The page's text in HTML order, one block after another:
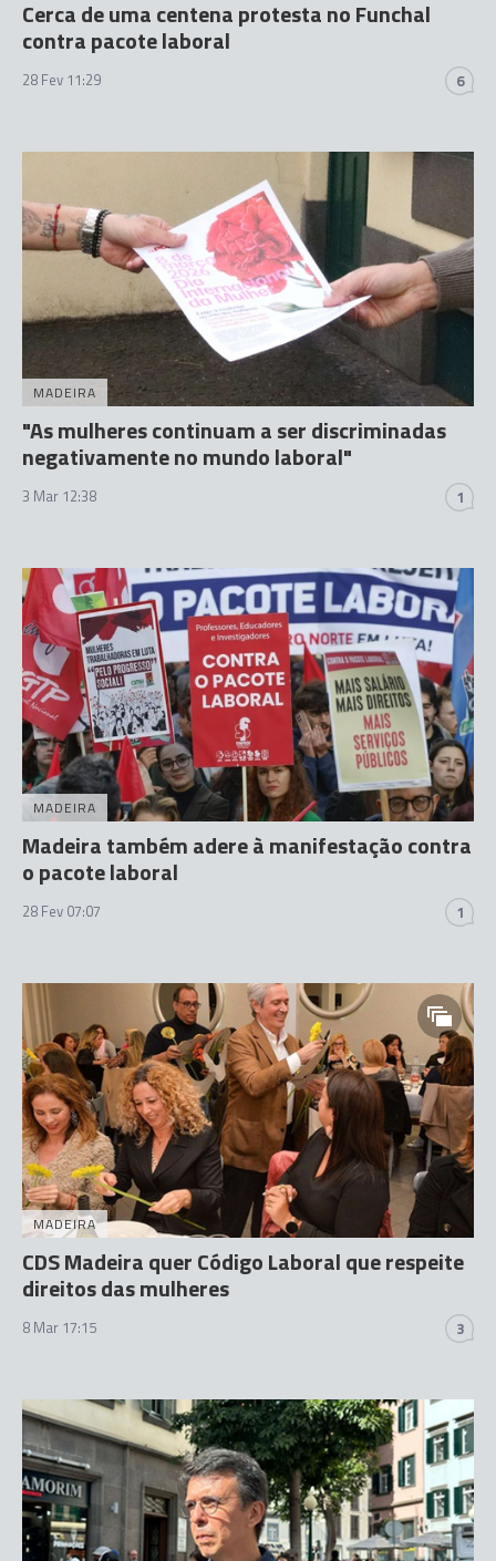
Cerca de uma centena protesta no Funchal
contra pacote laboral
28 Fev 11:29 6
MADEIRA
"As mulheres continuam a ser discriminadas
negativamente no mundo laboral"
3 Mar 12:38 1
MADEIRA
Madeira também adere à manifestação contra
o pacote laboral
28 Fev 07:07 1
MADEIRA
CDS Madeira quer Código Laboral que respeite
direitos das mulheres
8 Mar 17:15 3